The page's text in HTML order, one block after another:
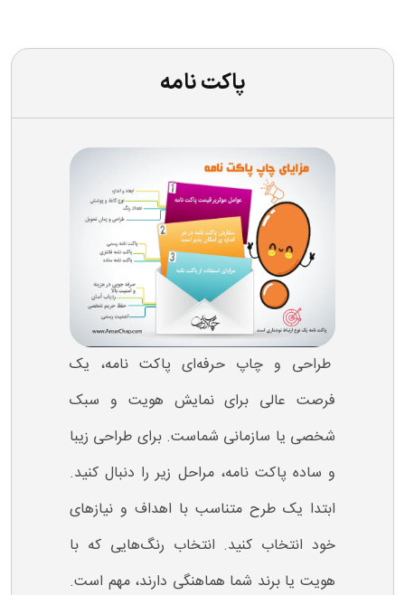
پاکت نامه
طراحی و چاپ حرفه‌ای پاکت نامه، یک
فرصت عالی برای نمایش هویت و سبک
شخصی یا سازمانی شماست. برای طراحی زیبا
و ساده پاکت نامه، مراحل زیر را دنبال کنید.
ابتدا یک طرح متناسب با اهداف و نیازهای
خود انتخاب کنید. انتخاب رنگ‌هایی که با
هویت یا برند شما هماهنگی دارند، مهم است.